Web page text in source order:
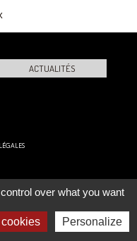
ACTUALITÉS
over what you want
Personalize